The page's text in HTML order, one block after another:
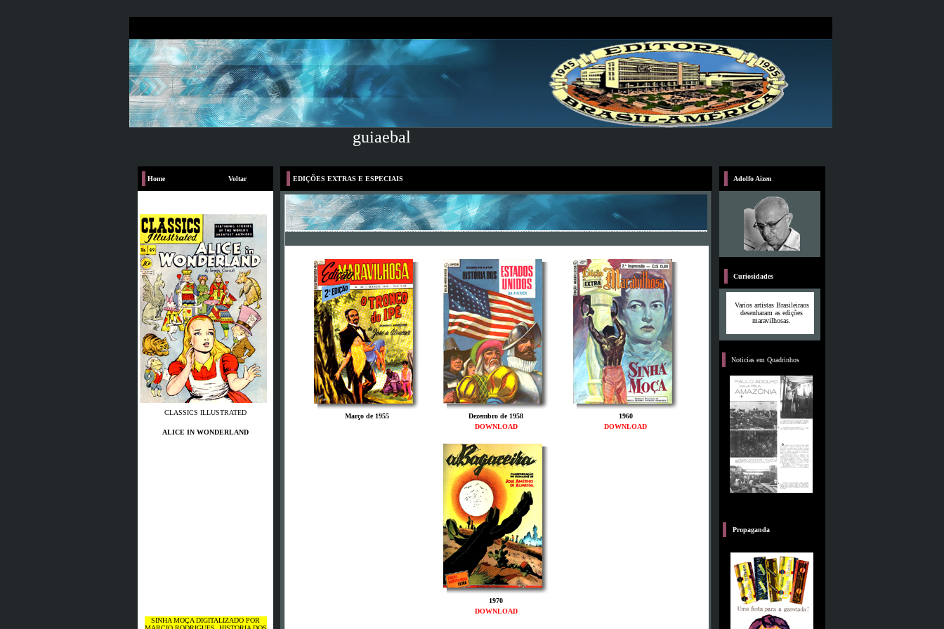
guiaebal
Home Voltar
CLASSICS ILLUSTRATED
ALICE IN WONDERLAND
SINHA MOÇA DIGITALIZADO POR
EDIÇÕES EXTRAS E ESPECIAIS
Março de 1955 Dezembro de 1958
1960
DOWNLOAD
DOWNLOAD
1970
DOWNLOAD
Adolfo Aizen
Curiosidades
Varios artistas Brasileiraos
desenharam as edições
maravilhosas.
Noticias em Quadrinhos
Propaganda